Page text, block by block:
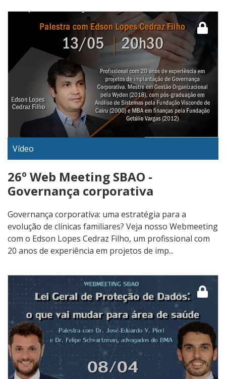
Vídeo
26º Web Meeting SBAO -
Governança corporativa
Governança corporativa: uma estratégia para a
evolução de clínicas familiares? Veja nosso Webmeeting
com o Edson Lopes Cedraz Filho, um profissional com
20 anos de experiência em projetos de imp...